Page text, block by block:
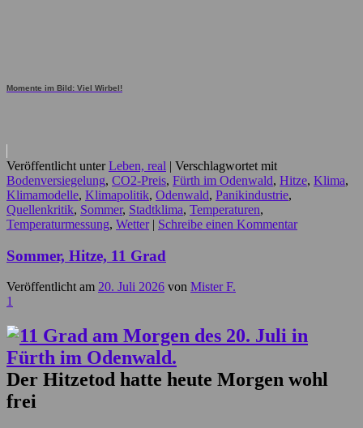
Momente im Bild: Viel Wirbel!
Veröffentlicht unter Leben, real | Verschlagwortet mit
Bodenversiegelung, CO2-Preis, Fürth im Odenwald, Hitze, Klima,
Klimamodelle, Klimapolitik, Odenwald, Panikindustrie,
Quellenkritik, Sommer, Stadtklima, Temperaturen,
Temperaturmessung, Wetter | Schreibe einen Kommentar
Sommer, Hitze, 11 Grad
Veröffentlicht am 20. Juli 2026 von Mister F.
1
Der Hitzetod hatte heute Morgen wohl
frei